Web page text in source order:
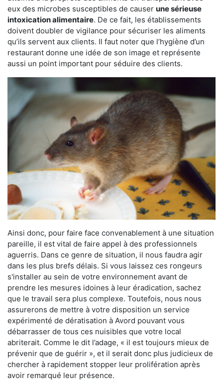
eux des microbes susceptibles de causer une sérieuse
intoxication alimentaire. De ce fait, les établissements
doivent doubler de vigilance pour sécuriser les aliments
qu’ils servent aux clients. Il faut noter que l’hygiène d’un
restaurant donne une idée de son image et représente
aussi un point important pour séduire des clients.
Ainsi donc, pour faire face convenablement à une situation
pareille, il est vital de faire appel à des professionnels
aguerris. Dans ce genre de situation, il nous faudra agir
dans les plus brefs délais. Si vous laissez ces rongeurs
s'installer au sein de votre environnement avant de
prendre les mesures idoines à leur éradication, sachez
que le travail sera plus complexe. Toutefois, nous nous
assurerons de mettre à votre disposition un service
expérimenté de dératisation à Avord pouvant vous
débarrasser de tous ces nuisibles que votre local
abriterait. Comme le dit l’adage, « il est toujours mieux de
prévenir que de guérir », et il serait donc plus judicieux de
chercher à rapidement stopper leur prolifération après
avoir remarqué leur présence.